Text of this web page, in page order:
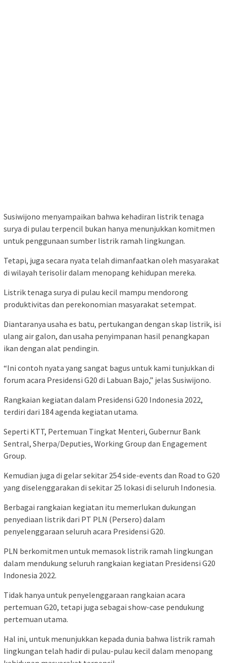
Susiwijono menyampaikan bahwa kehadiran listrik tenaga
surya di pulau terpencil bukan hanya menunjukkan komitmen
untuk penggunaan sumber listrik ramah lingkungan.
Tetapi, juga secara nyata telah dimanfaatkan oleh masyarakat
di wilayah terisolir dalam menopang kehidupan mereka.
Listrik tenaga surya di pulau kecil mampu mendorong
produktivitas dan perekonomian masyarakat setempat.
Diantaranya usaha es batu, pertukangan dengan skap listrik, isi
ulang air galon, dan usaha penyimpanan hasil penangkapan
ikan dengan alat pendingin.
“Ini contoh nyata yang sangat bagus untuk kami tunjukkan di
forum acara Presidensi G20 di Labuan Bajo,” jelas Susiwijono.
Rangkaian kegiatan dalam Presidensi G20 Indonesia 2022,
terdiri dari 184 agenda kegiatan utama.
Seperti KTT, Pertemuan Tingkat Menteri, Gubernur Bank
Sentral, Sherpa/Deputies, Working Group dan Engagement
Group.
Kemudian juga di gelar sekitar 254 side-events dan Road to G20
yang diselenggarakan di sekitar 25 lokasi di seluruh Indonesia.
Berbagai rangkaian kegiatan itu memerlukan dukungan
penyediaan listrik dari PT PLN (Persero) dalam
penyelenggaraan seluruh acara Presidensi G20.
PLN berkomitmen untuk memasok listrik ramah lingkungan
dalam mendukung seluruh rangkaian kegiatan Presidensi G20
Indonesia 2022.
Tidak hanya untuk penyelenggaraan rangkaian acara
pertemuan G20, tetapi juga sebagai show-case pendukung
pertemuan utama.
Hal ini, untuk menunjukkan kepada dunia bahwa listrik ramah
lingkungan telah hadir di pulau-pulau kecil dalam menopang